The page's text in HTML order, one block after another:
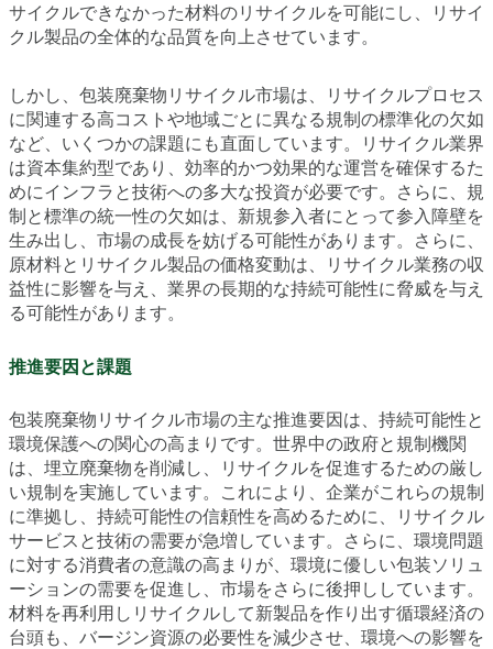
サイクルできなかった材料のリサイクルを可能にし、リサイ
クル製品の全体的な品質を向上させています。
しかし、包装廃棄物リサイクル市場は、リサイクルプロセス
に関連する高コストや地域ごとに異なる規制の標準化の欠如
など、いくつかの課題にも直面しています。リサイクル業界
は資本集約型であり、効率的かつ効果的な運営を確保するた
めにインフラと技術への多大な投資が必要です。さらに、規
制と標準の統一性の欠如は、新規参入者にとって参入障壁を
生み出し、市場の成長を妨げる可能性があります。さらに、
原材料とリサイクル製品の価格変動は、リサイクル業務の収
益性に影響を与え、業界の長期的な持続可能性に脅威を与え
る可能性があります。
推進要因と課題
包装廃棄物リサイクル市場の主な推進要因は、持続可能性と
環境保護への関心の高まりです。世界中の政府と規制機関
は、埋立廃棄物を削減し、リサイクルを促進するための厳し
い規制を実施しています。これにより、企業がこれらの規制
に準拠し、持続可能性の信頼性を高めるために、リサイクル
サービスと技術の需要が急増しています。さらに、環境問題
に対する消費者の意識の高まりが、環境に優しい包装ソリュ
ーションの需要を促進し、市場をさらに後押ししています。
材料を再利用しリサイクルして新製品を作り出す循環経済の
台頭も、バージン資源の必要性を減少させ、環境への影響を